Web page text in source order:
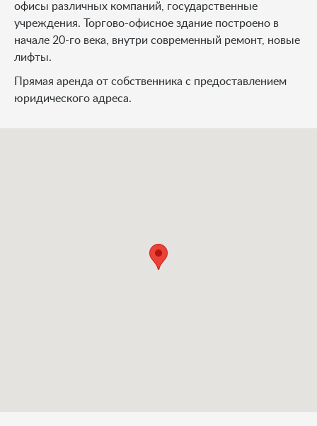
офисы различных компаний, государственные
учреждения. Торгово-офисное здание построено в
начале 20-го века, внутри современный ремонт, новые
лифты.
Прямая аренда от собственника с предоставлением
юридического адреса.